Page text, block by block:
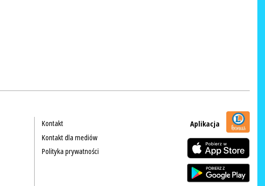
Kontakt
Kontakt dla mediów
Polityka prywatności
Aplikacja